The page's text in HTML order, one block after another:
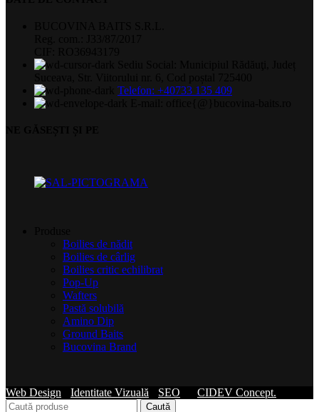
Telefon: +40733 135 409
Boilies de nădit
Boilies de cârlig
Boilies critic echilibrat
Pop-Up
Wafters
Pastă solubilă
Amino Dip
Ground Baits
Bucovina Brand
Web Design Identitate Vizuală SEO CIDEV Concept.
Caută